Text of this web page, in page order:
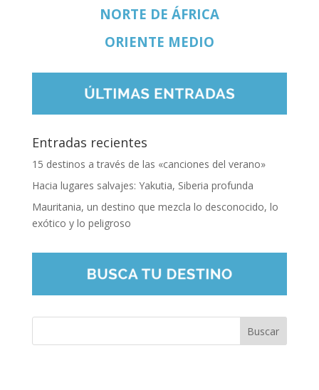
NORTE DE ÁFRICA
ORIENTE MEDIO
Entradas recientes
15 destinos a través de las «canciones del verano»
Hacia lugares salvajes: Yakutia, Siberia profunda
Mauritania, un destino que mezcla lo desconocido, lo
exótico y lo peligroso